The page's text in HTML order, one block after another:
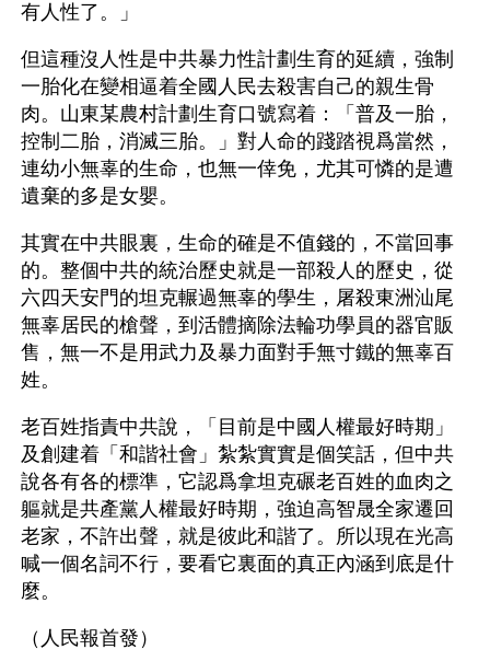
有人性了。」
但這種沒人性是中共暴力性計劃生育的延續，強制
一胎化在變相逼着全國人民去殺害自己的親生骨
肉。山東某農村計劃生育口號寫着：「普及一胎，
控制二胎，消滅三胎。」對人命的踐踏視爲當然，
連幼小無辜的生命，也無一倖免，尤其可憐的是遭
遺棄的多是女嬰。
其實在中共眼裏，生命的確是不值錢的，不當回事
的。整個中共的統治歷史就是一部殺人的歷史，從
六四天安門的坦克輾過無辜的學生，屠殺東洲汕尾
無辜居民的槍聲，到活體摘除法輪功學員的器官販
售，無一不是用武力及暴力面對手無寸鐵的無辜百
姓。
老百姓指責中共說，「目前是中國人權最好時期」
及創建着「和諧社會」紮紮實實是個笑話，但中共
說各有各的標準，它認爲拿坦克碾老百姓的血肉之
軀就是共產黨人權最好時期，強迫高智晟全家遷回
老家，不許出聲，就是彼此和諧了。所以現在光高
喊一個名詞不行，要看它裏面的真正內涵到底是什
麼。